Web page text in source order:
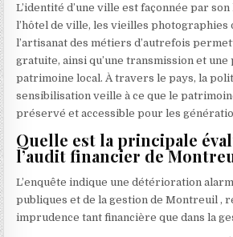
L’identité d’une ville est façonnée par
l’hôtel de ville, les vieilles photographies
l’artisanat des métiers d’autrefois
gratuite, ainsi qu’une transmission et
patrimoine local. À travers le pays, la
sensibilisation veille à ce que le
préservé et accessible pour les
Quelle est la principale
l’audit financier de
L’enquête indique une détérioration
publiques et de la gestion de Montreuil ,
imprudence tant financière que dans la